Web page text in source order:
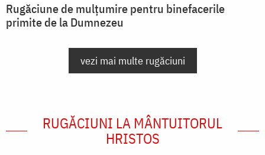
Rugăciune de mulțumire pentru binefacerile
primite de la Dumnezeu
vezi mai multe rugăciuni
RUGĂCIUNI LA MÂNTUITORUL
HRISTOS